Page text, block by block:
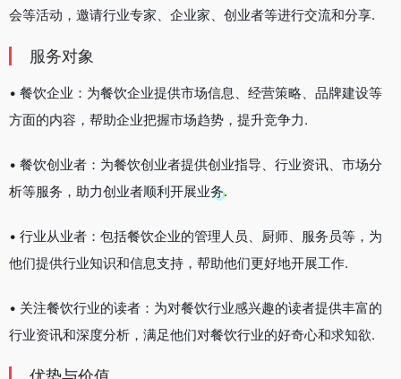
会等活动，邀请行业专家、企业家、创业者等进行交流和分享.
服务对象
• 餐饮企业：为餐饮企业提供市场信息、经营策略、品牌建设等
方面的内容，帮助企业把握市场趋势，提升竞争力.
• 餐饮创业者：为餐饮创业者提供创业指导、行业资讯、市场分
析等服务，助力创业者顺利开展业务.
• 行业从业者：包括餐饮企业的管理人员、厨师、服务员等，为
他们提供行业知识和信息支持，帮助他们更好地开展工作.
• 关注餐饮行业的读者：为对餐饮行业感兴趣的读者提供丰富的
行业资讯和深度分析，满足他们对餐饮行业的好奇心和求知欲.